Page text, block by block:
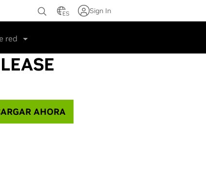
ES Sign In
red
AHORA